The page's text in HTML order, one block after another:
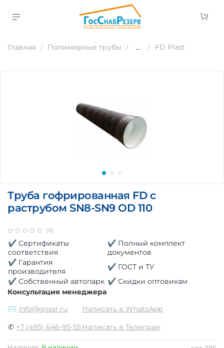
Главная Полимерные трубы ... FD Plast
(0)
Труба гофрированная FD с
раструбом SN8-SN9 OD 110
✔ Сертификаты
соответствия
✔ Полный комплект
документов
✔ Гарантия
производителя
✔ ГОСТ и ТУ
✔ Собственный автопарк ✔ Скидки оптовикам
Консультация менеджера
✉ info@gossr.ru
Написать в WhatsApp
✆ +7 (495) 646-95-55Написать в Телеграм